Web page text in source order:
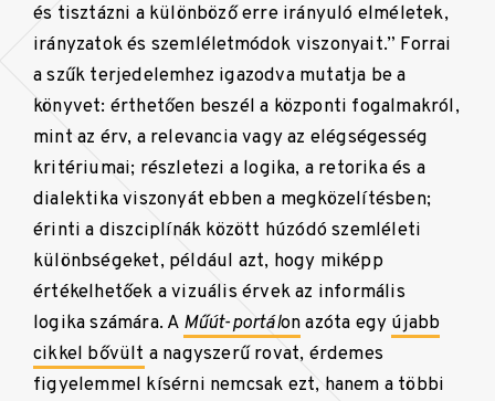
és tisztázni a különböző erre irányuló elméletek,
irányzatok és szemléletmódok viszonyait.” Forrai
a szűk terjedelemhez igazodva mutatja be a
könyvet: érthetően beszél a központi fogalmakról,
mint az érv, a relevancia vagy az elégségesség
kritériumai; részletezi a logika, a retorika és a
dialektika viszonyát ebben a megközelítésben;
érinti a diszciplínák között húzódó szemléleti
különbségeket, például azt, hogy miképp
értékelhetőek a vizuális érvek az informális
logika számára. A Műút-portálonazóta egy újabb
cikkel bővült a nagyszerű rovat, érdemes
figyelemmel kísérni nemcsak ezt, hanem a többi